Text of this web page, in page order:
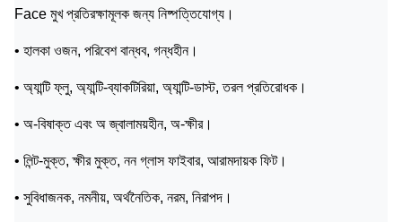
Face মুখ প্রতিরক্ষামূলক জন্য নিষ্পত্তিযোগ্য।
• হালকা ওজন, পরিবেশ বান্ধব, গন্ধহীন।
• অ্যান্টি ফ্লু, অ্যান্টি-ব্যাকটিরিয়া, অ্যান্টি-ডাস্ট, তরল প্রতিরোধক।
• অ-বিষাক্ত এবং অ জ্বালাময়হীন, অ-ক্ষীর।
• লিন্ট-মুক্ত, ক্ষীর মুক্ত, নন গ্লাস ফাইবার, আরামদায়ক ফিট।
• সুবিধাজনক, নমনীয়, অর্থনৈতিক, নরম, নিরাপদ।